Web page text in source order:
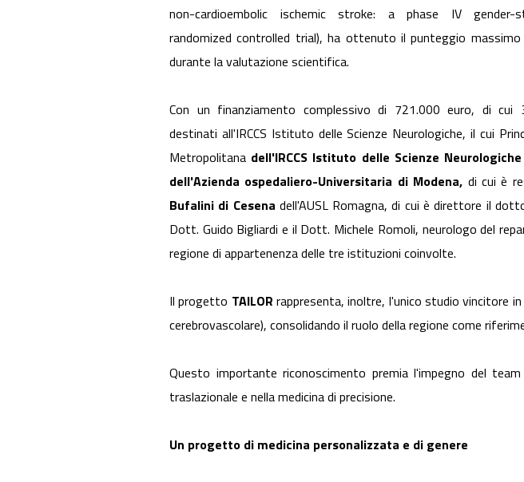
non-cardioembolic ischemic stroke: a phase IV gender-
randomized controlled trial), ha ottenuto il punteggio
durante la valutazione scientifica.
Con un finanziamento complessivo di 721.000 euro, di cui
destinati all'IRCCS Istituto delle Scienze Neurologiche, il cui
Metropolitana dell'IRCCS Istituto delle Scienze Neurologiche
dell'Azienda ospedaliero-Universitaria di Modena, di cui è
Bufalini di Cesena dell'AUSL Romagna, di cui è direttore il
Dott. Guido Bigliardi e il Dott. Michele Romoli, neurologo del
regione di appartenenza delle tre istituzioni coinvolte.
Il progetto TAILOR rappresenta, inoltre, l'unico studio vincitore
cerebrovascolare), consolidando il ruolo della regione come
Questo importante riconoscimento premia l'impegno del
traslazionale e nella medicina di precisione.
Un progetto di medicina personalizzata e di genere